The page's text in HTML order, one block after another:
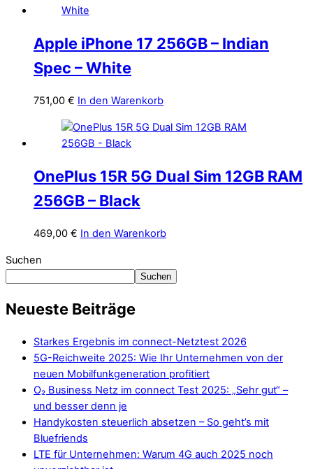
Apple iPhone 17 256GB – Indian
Spec – White
751,00 € In den Warenkorb
OnePlus 15R 5G Dual Sim 12GB RAM
256GB – Black
469,00 € In den Warenkorb
Suchen
Suchen
Neueste Beiträge
Starkes Ergebnis im connect-Netztest 2026
5G-Reichweite 2025: Wie Ihr Unternehmen von der
neuen Mobilfunkgeneration profitiert
O₂ Business Netz im connect Test 2025: „Sehr gut“ –
und besser denn je
Handykosten steuerlich absetzen – So geht’s mit
Bluefriends
LTE für Unternehmen: Warum 4G auch 2025 noch